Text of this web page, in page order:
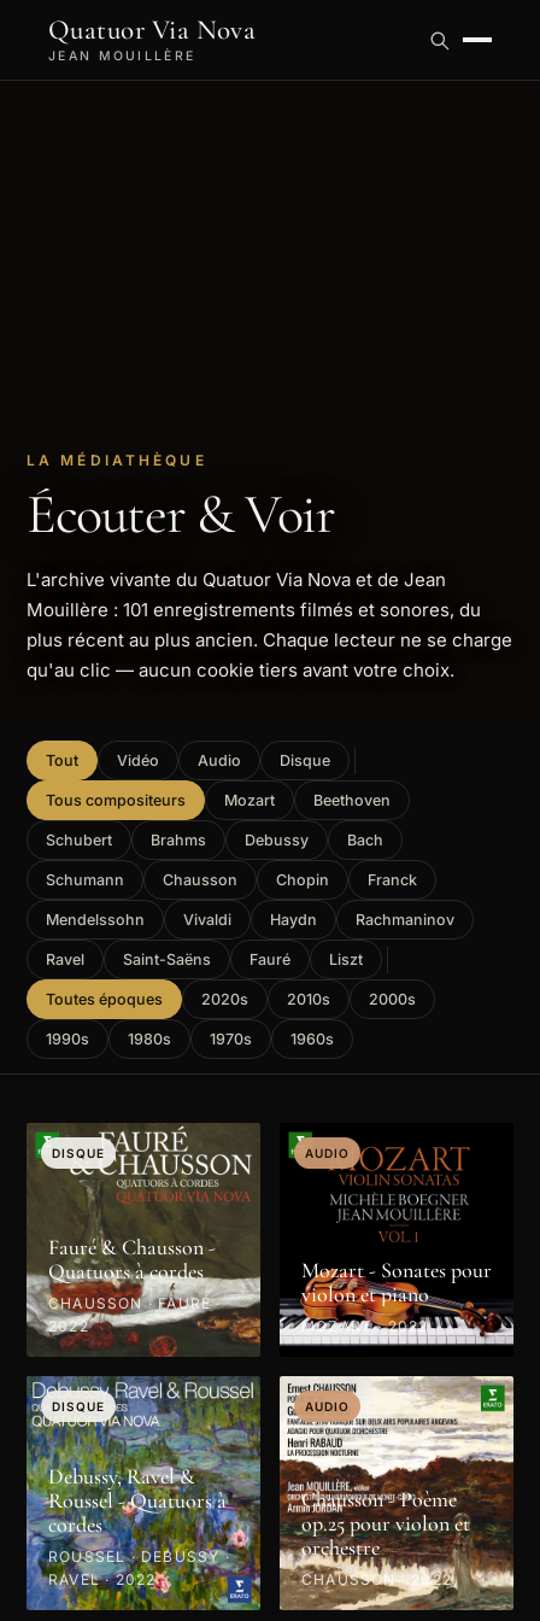
Quatuor Via Nova
JEAN MOUILLÈRE
LA MÉDIATHÈQUE
Écouter & Voir
L'archive vivante du Quatuor Via Nova et de Jean
Mouillère : 101 enregistrements filmés et sonores, du
plus récent au plus ancien. Chaque lecteur ne se charge
qu'au clic — aucun cookie tiers avant votre choix.
Tout Vidéo Audio Disque
Tous compositeurs Mozart Beethoven
Schubert Brahms Debussy Bach
Schumann Chausson Chopin Franck
Mendelssohn Vivaldi Haydn Rachmaninov
Ravel Saint-Saëns Fauré Liszt
Toutes époques 2020s 2010s 2000s
1990s 1980s 1970s 1960s
DISQUE
Fauré & Chausson -
Quatuors à cordes
CHAUSSON · FAURÉ ·
2022
AUDIO
Mozart - Sonates pour
violon et piano
MOZART · 2022
DISQUE
Debussy, Ravel &
Roussel - Quatuors à
cordes
ROUSSEL · DEBUSSY ·
RAVEL · 2022
AUDIO
Chausson - Poème
op.25 pour violon et
orchestre
CHAUSSON · 2022